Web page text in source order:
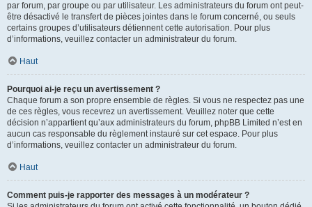
par forum, par groupe ou par utilisateur. Les administrateurs du forum ont peut-
être désactivé le transfert de pièces jointes dans le forum concerné, ou seuls
certains groupes d’utilisateurs détiennent cette autorisation. Pour plus
d’informations, veuillez contacter un administrateur du forum.
Haut
Pourquoi ai-je reçu un avertissement ?
Chaque forum a son propre ensemble de règles. Si vous ne respectez pas une
de ces règles, vous recevrez un avertissement. Veuillez noter que cette
décision n’appartient qu’aux administrateurs du forum, phpBB Limited n’est en
aucun cas responsable du règlement instauré sur cet espace. Pour plus
d’informations, veuillez contacter un administrateur du forum.
Haut
Comment puis-je rapporter des messages à un modérateur ?